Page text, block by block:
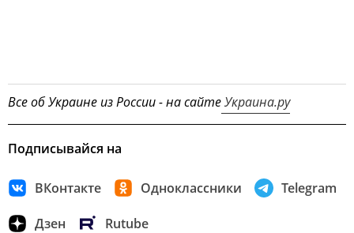
Все об Украине из России - на сайтеУкраина.ру
Подписывайся на
ВКонтакте Одноклассники Telegram
Дзен Rutube